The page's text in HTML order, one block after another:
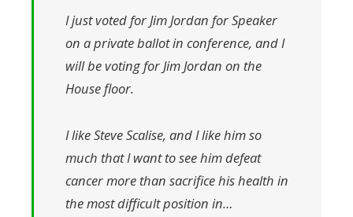
I just voted for Jim Jordan for Speaker
on a private ballot in conference, and I
will be voting for Jim Jordan on the
House floor.
I like Steve Scalise, and I like him so
much that I want to see him defeat
cancer more than sacrifice his health in
the most difficult position in…